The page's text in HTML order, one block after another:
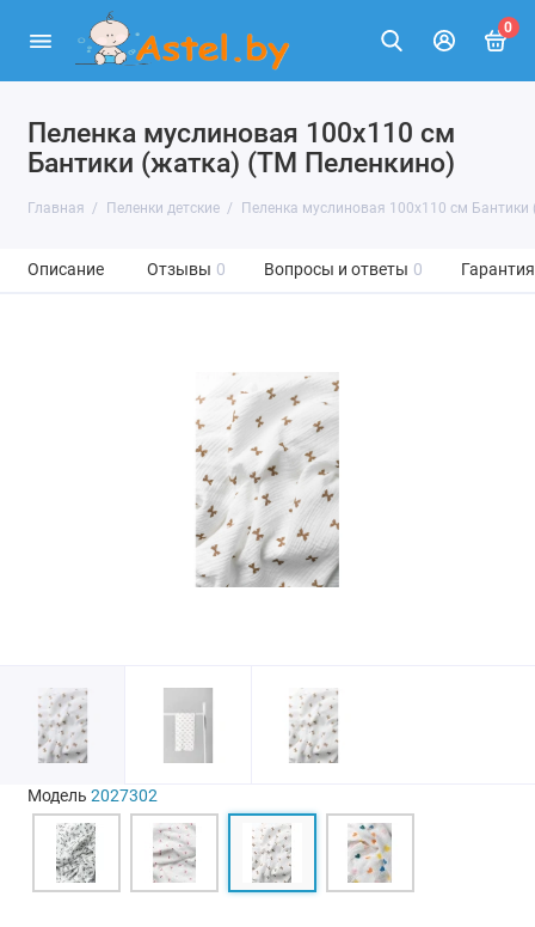
0
Пеленка муслиновая 100х110 см
Бантики (жатка) (ТМ Пеленкино)
Главная Пеленки детские Пеленка муслиновая 100х110 см
Описание Отзывы 0 Вопросы и ответы 0 Гарантия
Модель 2027302